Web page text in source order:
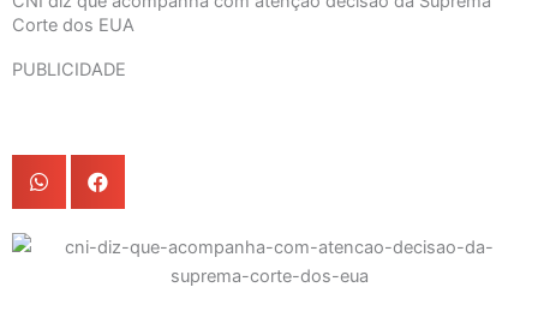
Corte dos EUA
PUBLICIDADE